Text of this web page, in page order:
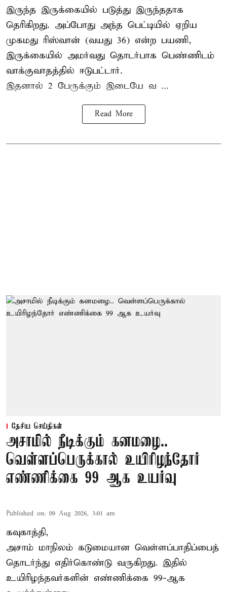
இருந்த இருக்கையில் படுத்து இருந்ததாக
தெரிகிறது. அப்போது அந்த பெட்டியில் ஏறிய
முகமது ரிஸ்வான் (வயது 36) என்ற பயணி,
இருக்கையில் அமர்வது தொடர்பாக பெண்ணிடம்
வாக்குவாதத்தில் ஈடுபட்டார்.
இதனால் 2 பேருக்கும் இடையே வ ...
Read More
தேசிய செய்திகள்
அசாமில் நீடிக்கும் கனமழை..
வெள்ளப்பெருக்கால் உயிரிழந்தோர்
எண்ணிக்கை 99 ஆக உயர்வு
Published on: 09 Aug 2026, 3:01 am
கவுகாத்தி,
அசாம் மாநிலம் கடுமையான வெள்ளப்பாதிப்பைத்
தொடர்ந்து எதிர்கொண்டு வருகிறது. இதில்
உயிரிழந்தவர்களின் எண்ணிக்கை 99-ஆக